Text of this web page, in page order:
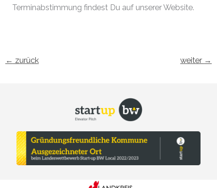
Terminabstimmung findest Du auf unserer Website.
← zurück weiter →